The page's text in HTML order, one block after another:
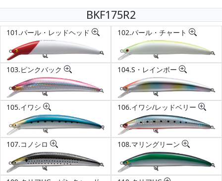
BKF175R2
101.パール・レッドヘッド 102.パール・チャート
103.ピンクバック 104.S・レインボー
105.イワシ 106.イワシ/レッドベリー
107.コノシロ 108.マリングリーン